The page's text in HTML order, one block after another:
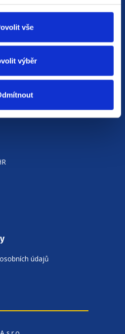
vše
výběr
údajů